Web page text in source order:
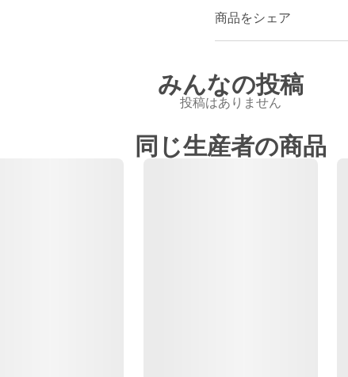
商品をシェア
みんなの投稿
投稿はありません
同じ生産者の商品